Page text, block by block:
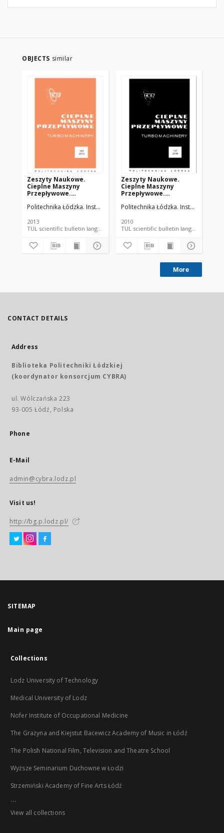
OBJECTS similar
Zeszyty Naukowe.
Cieplne Maszyny
Przepływowe.
(2013)
Politechnika Łódzka. Instytut Maszyn Przepływowych.
2013
TUL scientific bulletin language document
Zeszyty Naukowe.
Cieplne Maszyny
Przepływowe.
(2010)
Politechnika Łódzka. Instytut
2010
TUL scientific bulletin language
More
CONTACT DETAILS
Address
Biblioteka Politechniki Łódzkiej
(koordynator konsorcjum CYBRA)
ul. Wólczańska 223
93-005 Łódź, Polska
Phone
E-Mail
admin@cybra.lodz.pl
Visit us!
http://bg.p.lodz.pl/
SITEMAP
Main page
Collections
Lodz University of Technology
Medical University of Lodz
Nofer Institute of Occupational Medicine
The Grażyna and Kiejstut Bacewicz Academy of Music in Łódź
The Polish National Film, Television and Theatre School
Wyższe Seminarium Duchowne w Łodzi
Strzemiński Academy of Fine Arts Łódź
...
View all collections